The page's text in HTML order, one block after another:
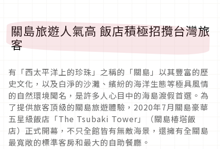
關島旅遊人氣高 飯店積極招攬台灣旅
客
有「西太平洋上的珍珠」之稱的「關島」以其豐富的歷
史文化， 以及白淨的沙灘、繽紛的海洋生態等極具風情
的自然環境聞名， 是許多人心目中的海島渡假首選。 為
了提供旅客頂級的關島旅遊體驗， 2020年7月關島豪華
五星級飯店「The Tsubaki Tower」 （關島椿塔飯
店） 正式開幕，不只全館皆有無敵海景， 還擁有全關島
最寬敞的標準客房和最大的自助餐廳。